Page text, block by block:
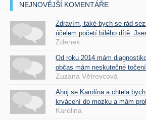
NEJNOVĚJŠÍ KOMENTÁŘE
Zdravím, také bych se rád
účelem početí bílého dítě.
Zdenek
Od roku 2014 mám
občas mám neskutečné
Zuzana Větrovcová
Ahoj se Karolína a chtela
krvácení do mozku a mám
Karolina